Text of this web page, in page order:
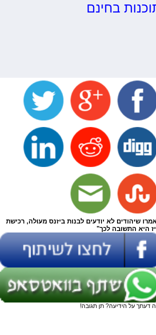
בחינם
שיהודים לא יודעים לבנות ביזנס מעולה, רכישת
היא התשובה לכך"
דעתך על הידיעה? תן תגובה!